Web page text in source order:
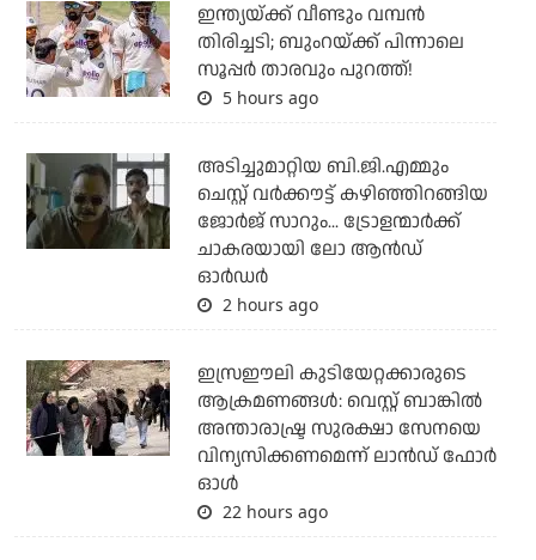
ഇന്ത്യയ്ക്ക് വീണ്ടും വമ്പന്‍
തിരിച്ചടി; ബുംറയ്ക്ക് പിന്നാലെ
സൂപ്പര്‍ താരവും പുറത്ത്!
5 hours ago
അടിച്ചുമാറ്റിയ ബി.ജി.എമ്മും
ചെസ്റ്റ് വര്‍ക്കൗട്ട് കഴിഞ്ഞിറങ്ങിയ
ജോര്‍ജ് സാറും... ട്രോളന്മാര്‍ക്ക്
ചാകരയായി ലോ ആന്‍ഡ്
ഓര്‍ഡര്‍
2 hours ago
ഇസ്രഈലി കുടിയേറ്റക്കാരുടെ
ആക്രമണങ്ങള്‍: വെസ്റ്റ് ബാങ്കില്‍
അന്താരാഷ്ട്ര സുരക്ഷാ സേനയെ
വിന്യസിക്കണമെന്ന് ലാന്‍ഡ് ഫോര്‍
ഓള്‍
22 hours ago